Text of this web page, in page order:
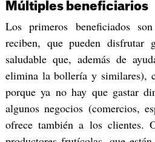
Múltiples beneficiarios
Los primeros beneficiados
reciben, que pueden disfrutar
saludable que, además de
elimina la bollería y similares),
porque ya no hay que gastar
algunos negocios (comercios,
ofrece también a los clientes.